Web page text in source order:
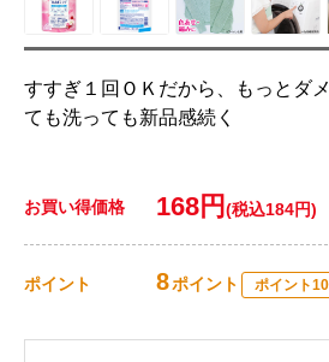
すすぎ１回ＯＫだから、もっとダ
ても洗っても新品感続く
お買い得価格 168円 (税込184円)
ポイント 8ポイント ポイント